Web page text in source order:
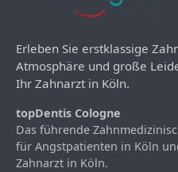
Erleben Sie erstklassige
Atmosphäre und große
Ihr Zahnarzt in Köln.
topDentis Cologne
Das führende
für Angstpatienten in Köln
Zahnarzt in Köln.